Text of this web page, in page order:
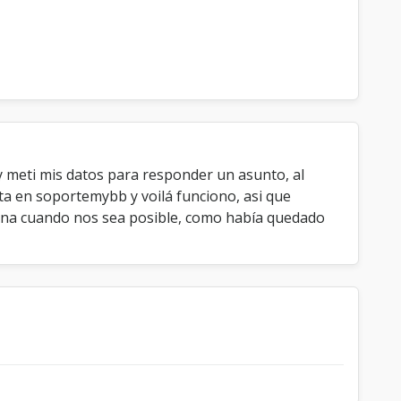
mis datos para responder un asunto, al
en soportemybb y voilá funciono, asi que
cuando nos sea posible, como había quedado